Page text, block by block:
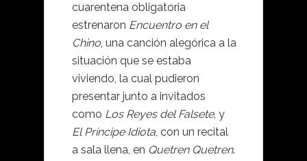
cuarentena obligatoria
estrenaron Encuentro en el
Chino, una canción alegórica a la
situación que se estaba
viviendo, la cual pudieron
presentar junto a invitados
como Los Reyes del Falsete, y
El Príncipe Idiota, con un recital
a sala llena, en Quetren Quetren.